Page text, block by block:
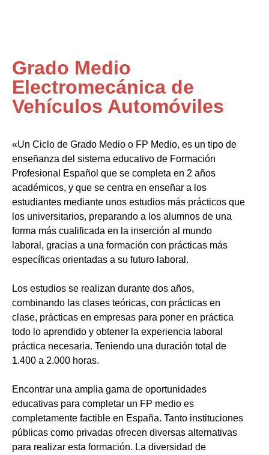
Grado Medio
Electromecánica de
Vehículos Automóviles
«Un Ciclo de Grado Medio o FP Medio, es un tipo de
enseñanza del sistema educativo de Formación
Profesional Español que se completa en 2 años
académicos, y que se centra en enseñar a los
estudiantes mediante unos estudios más prácticos que
los universitarios, preparando a los alumnos de una
forma más cualificada en la inserción al mundo
laboral, gracias a una formación con prácticas más
específicas orientadas a su futuro laboral.
Los estudios se realizan durante dos años,
combinando las clases teóricas, con prácticas en
clase, prácticas en empresas para poner en práctica
todo lo aprendido y obtener la experiencia laboral
práctica necesaria. Teniendo una duración total de
1.400 a 2.000 horas.
Encontrar una amplia gama de oportunidades
educativas para completar un FP medio es
completamente factible en España. Tanto instituciones
públicas como privadas ofrecen diversas alternativas
para realizar esta formación. La diversidad de